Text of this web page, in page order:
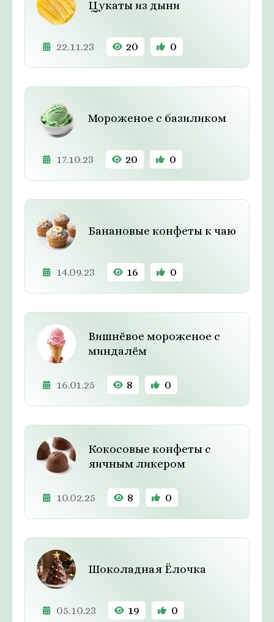
Цукаты из дыни
22.11.23 20 0
Мороженое с базиликом
17.10.23 20 0
Банановые конфеты к чаю
14.09.23 16 0
Вишнёвое мороженое с
миндалём
16.01.25 8 0
Кокосовые конфеты с
яичным ликером
10.02.25 8 0
Шоколадная Ёлочка
05.10.23 19 0